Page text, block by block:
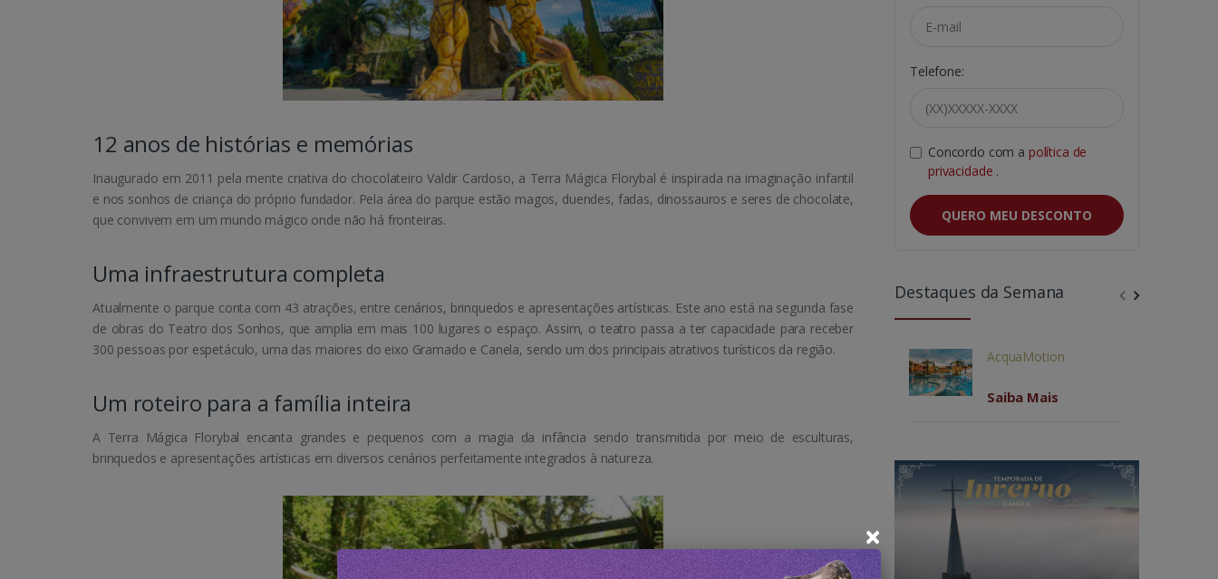
12 anos de histórias e memórias
Inaugurado em 2011 pela mente criativa do chocolateiro Valdir Cardoso, a Terra Mágica Florybal é inspirada na imaginação infantil
e nos sonhos de criança do próprio fundador. Pela área do parque estão magos, duendes, fadas, dinossauros e seres de chocolate,
que convivem em um mundo mágico onde não há fronteiras.
Uma infraestrutura completa
Atualmente o parque conta com 43 atrações, entre cenários, brinquedos e apresentações artísticas. Este ano está na segunda fase
de obras do Teatro dos Sonhos, que amplia em mais 100 lugares o espaço. Assim, o teatro passa a ter capacidade para receber
300 pessoas por espetáculo, uma das maiores do eixo Gramado e Canela, sendo um dos principais atrativos turísticos da região.
Um roteiro para a família inteira
A Terra Mágica Florybal encanta grandes e pequenos com a magia da infância sendo transmitida por meio de esculturas,
brinquedos e apresentações artísticas em diversos cenários perfeitamente integrados à natureza.
Telefone:
Concordo com a política de
privacidade .
QUERO MEU DESCONTO
Destaques da Semana
AcquaMotion
Saiba Mais
×